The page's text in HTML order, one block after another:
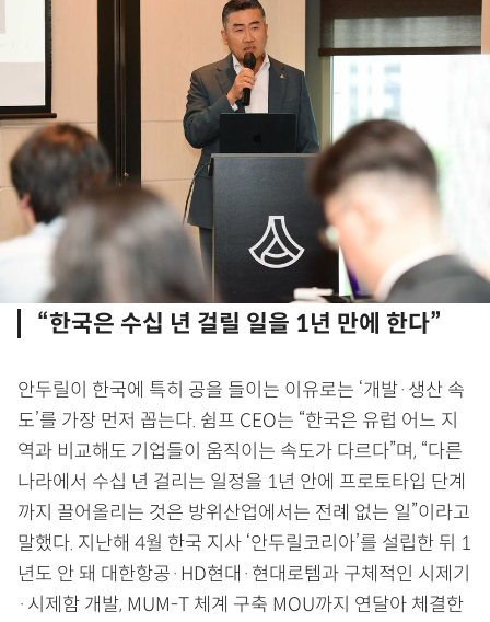
“한국은 수십 년 걸릴 일을 1년 만에 한다”
안두릴이 한국에 특히 공을 들이는 이유로는 ‘개발·생산 속
도’를 가장 먼저 꼽는다. 쉼프 CEO는 “한국은 유럽 어느 지
역과 비교해도 기업들이 움직이는 속도가 다르다”며, “다른
나라에서 수십 년 걸리는 일정을 1년 안에 프로토타입 단계
까지 끌어올리는 것은 방위산업에서는 전례 없는 일”이라고
말했다. 지난해 4월 한국 지사 ‘안두릴코리아’를 설립한 뒤 1
년도 안 돼 대한항공·HD현대·현대로템과 구체적인 시제기
·시제함 개발, MUM-T 체계 구축 MOU까지 연달아 체결한